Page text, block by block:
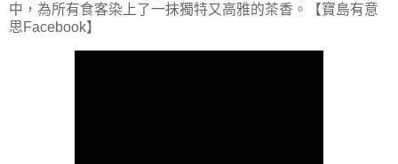
中，為所有食客染上了一抹獨特又高雅的茶香。【寶島有意
思Facebook】